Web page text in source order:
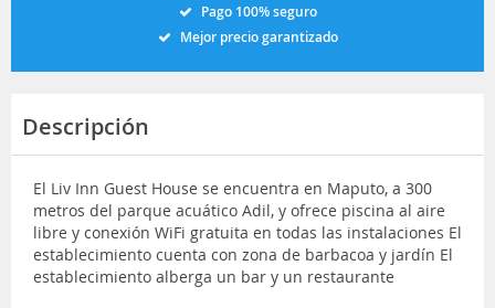
Pago 100% seguro
Mejor precio garantizado
Descripción
El Liv Inn Guest House se encuentra en Maputo, a 300
metros del parque acuático Adil, y ofrece piscina al aire
libre y conexión WiFi gratuita en todas las instalaciones El
establecimiento cuenta con zona de barbacoa y jardín El
establecimiento alberga un bar y un restaurante